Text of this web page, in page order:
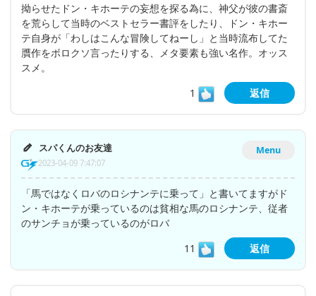
拗らせたドン・キホーテの妄想を探る為に、神父が彼の書斎
を荒らして当時のベストセラー書評をしたり、ドン・キホー
テ自身が「わしはこんな冒険してねーし」と当時流布してた
贋作をボロクソ言ったりする、メタ要素も強い名作。オッス
スメ。
1
返信
Menu
スパくんのお友達
2023-04-09 7:47:07
「馬ではなくロバのロシナンテに乗って」と書いてますがド
ン・キホーテが乗っているのは貧相な馬のロシナンテ、従者
のサンチョが乗っているのがロバ
11
返信